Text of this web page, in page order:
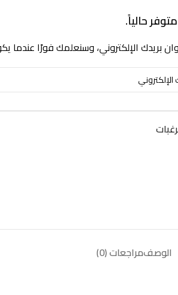
حالياً.
بريدك الإلكتروني، وسنعلمك فورًا عندما
الوصفمراجعات (0)